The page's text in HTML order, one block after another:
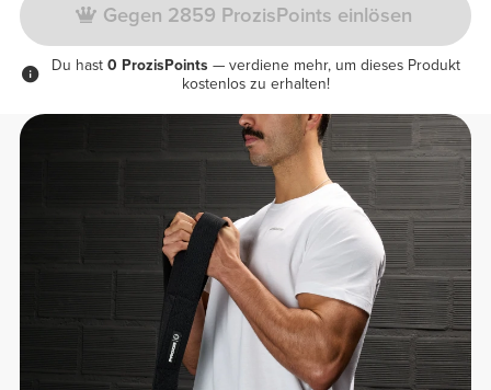
Gegen 2859 ProzisPoints einlösen
Du hast 0 ProzisPoints — verdiene mehr, um dieses Produkt
kostenlos zu erhalten!